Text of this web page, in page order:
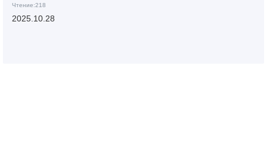
перемешивания бетона
Чтение:218
2025.10.28